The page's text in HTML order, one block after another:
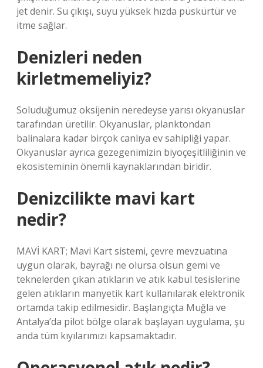
jet denir. Su çıkışı, suyu yüksek hızda püskürtür ve
itme sağlar.
Denizleri neden
kirletmemeliyiz?
Soluduğumuz oksijenin neredeyse yarısı okyanuslar
tarafından üretilir. Okyanuslar, planktondan
balinalara kadar birçok canlıya ev sahipliği yapar.
Okyanuslar ayrıca gezegenimizin biyoçeşitliliğinin ve
ekosisteminin önemli kaynaklarından biridir.
Denizcilikte mavi kart
nedir?
MAVİ KART; Mavi Kart sistemi, çevre mevzuatına
uygun olarak, bayrağı ne olursa olsun gemi ve
teknelerden çıkan atıkların ve atık kabul tesislerine
gelen atıkların manyetik kart kullanılarak elektronik
ortamda takip edilmesidir. Başlangıçta Muğla ve
Antalya’da pilot bölge olarak başlayan uygulama, şu
anda tüm kıyılarımızı kapsamaktadır.